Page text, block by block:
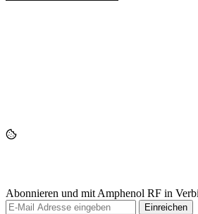
Abonnieren und mit Amphenol RF in
Einreichen